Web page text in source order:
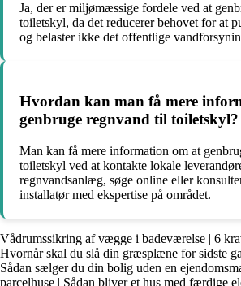
Ja, der er miljømæssige fordele ved at
toiletskyl, da det reducerer behovet for at
og belaster ikke det offentlige
Hvordan kan man få mere
genbruge regnvand til toiletskyl?
Man kan få mere information om at
toiletskyl ved at kontakte lokale
regnvandsanlæg, søge online eller
installatør med ekspertise på området.
Vådrumssikring af vægge i badeværelse | 6
Hvornår skal du slå din græsplæne for sidste
Sådan sælger du din bolig uden en
parcelhuse | Sådan bliver et hus med færdige